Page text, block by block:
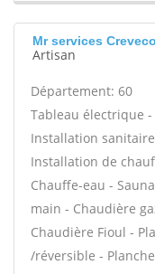
Mr services
Artisan
Département: 60
Tableau électrique
Installation
Installation de
Chauffe-eau -
main - Chaudière
Chaudière Fioul -
/réversible -